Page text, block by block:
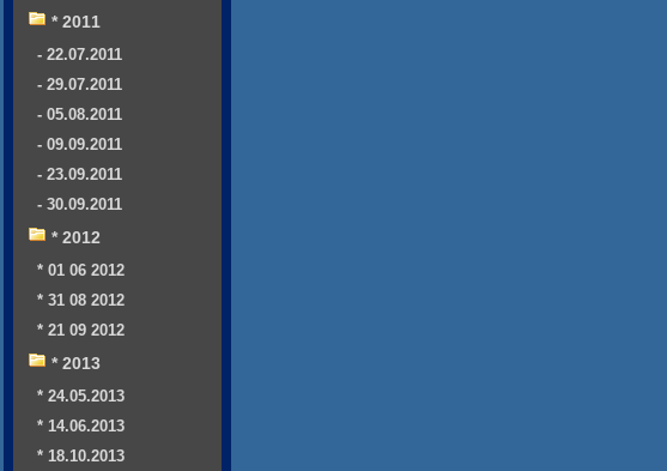
* 2011
- 22.07.2011
- 29.07.2011
- 05.08.2011
- 09.09.2011
- 23.09.2011
- 30.09.2011
* 2012
* 01 06 2012
* 31 08 2012
* 21 09 2012
* 2013
* 24.05.2013
* 14.06.2013
* 18.10.2013